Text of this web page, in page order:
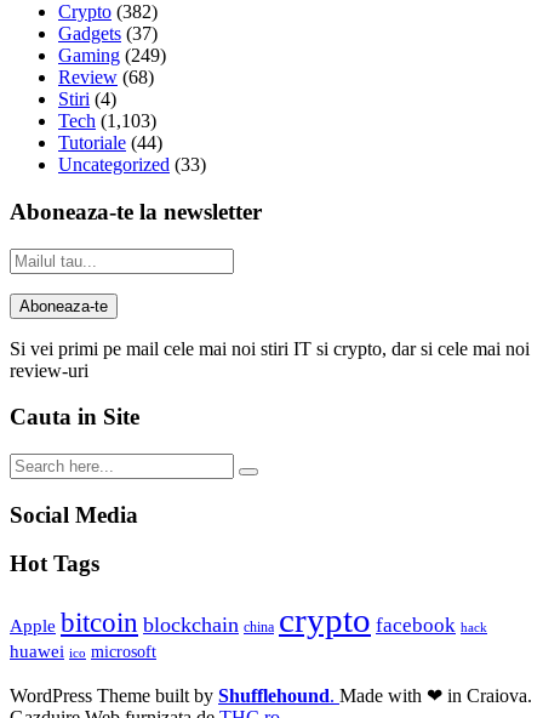
Crypto (382)
Gadgets (37)
Gaming (249)
Review (68)
Stiri (4)
Tech (1,103)
Tutoriale (44)
Uncategorized (33)
Aboneaza-te la newsletter
Si vei primi pe mail cele mai noi stiri IT si crypto, dar si cele mai noi
review-uri
Cauta in Site
Social Media
Hot Tags
Apple bitcoin blockchain china crypto facebook hack
huawei ico microsoft
WordPress Theme built by Shufflehound. Made with ❤ in Craiova.